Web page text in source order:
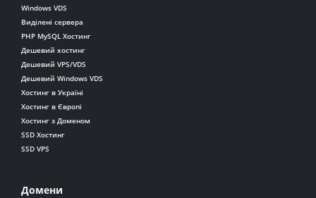
Windows VDS
Виділені сервера
PHP MySQL Хостинг
Дешевий хостинг
Дешевий VPS/VDS
Дешевий Windows VDS
Хостинг в Україні
Хостинг в Європі
Хостинг з Доменом
SSD Хостинг
SSD VPS
Домени